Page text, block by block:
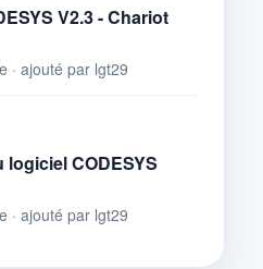
V2.3 - Chariot
· ajouté par lgt29
logiciel CODESYS
· ajouté par lgt29